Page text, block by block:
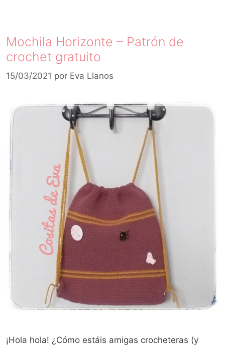
Mochila Horizonte – Patrón de
crochet gratuito
15/03/2021 por Eva Llanos
¡Hola hola! ¿Cómo estáis amigas crocheteras (y